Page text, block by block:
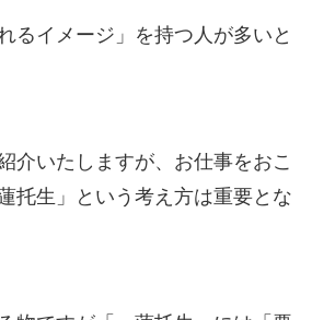
るイメージ」を持つ人が多いと
介いたしますが、お仕事をおこ
托生」という考え方は重要とな